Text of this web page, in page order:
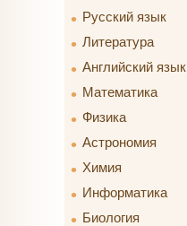
Русский язык
Литература
Английский язык
Математика
Физика
Астрономия
Химия
Информатика
Биология